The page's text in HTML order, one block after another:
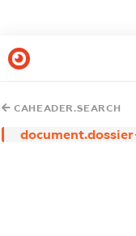
CAHEADER.SEARCH
document.dossier